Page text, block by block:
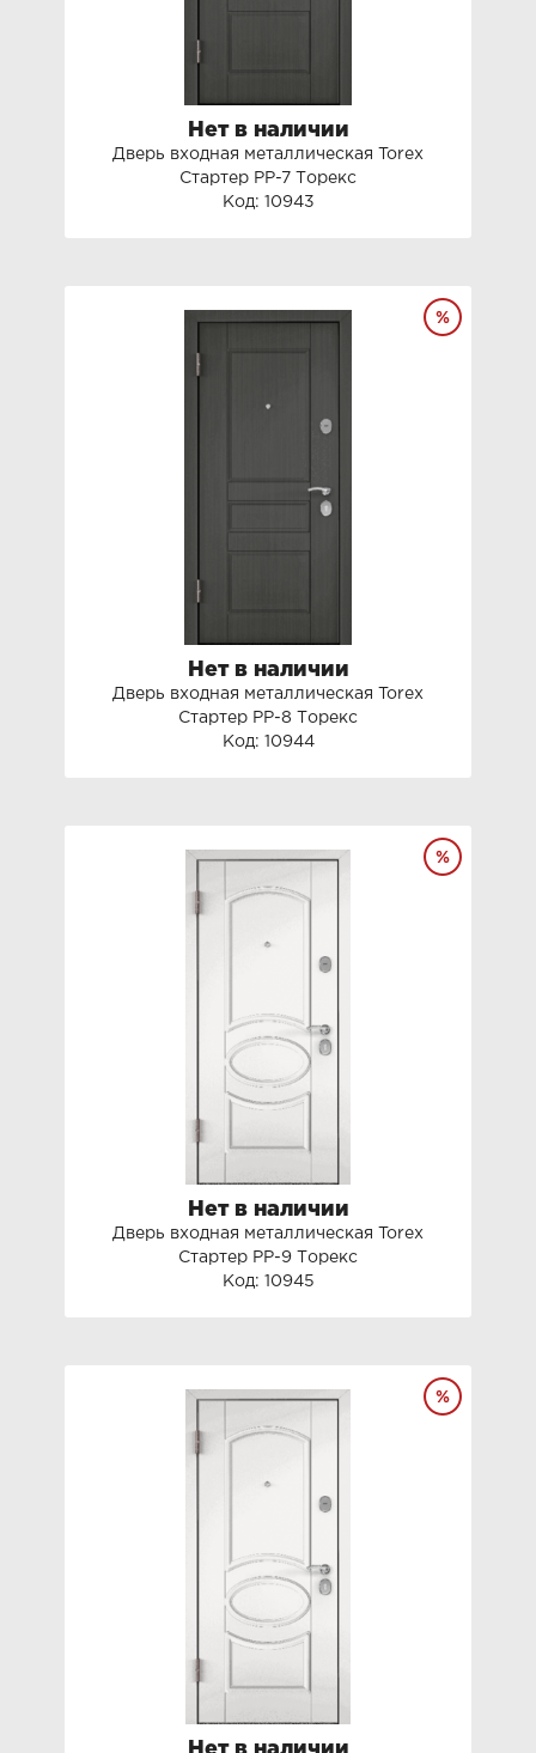
Нет в наличии
Дверь входная металлическая Torex
Стартер PP-7 Торекс
Код: 10943
Нет в наличии
Дверь входная металлическая Torex
Стартер PP-8 Торекс
Код: 10944
Нет в наличии
Дверь входная металлическая Torex
Стартер PP-9 Торекс
Код: 10945